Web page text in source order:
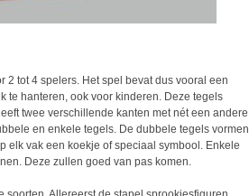
tot 4 spelers. Het spel bevat dus vooral een
te hanteren, ook voor kinderen. Deze tegels
twee verschillende kanten met nét een andere
en enkele tegels. De dubbele tegels vormen
elk vak een koekje of speciaal symbool. Enkele
Deze zullen goed van pas komen.